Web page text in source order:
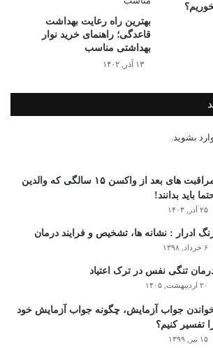
بهترین راه رعایت بهداشت
قاعدگی‌؛ راهنمای خرید نوار
بهداشتی مناسب
۱۳ آذر, ۱۴۰۲
بشوید
مراقبت های بعد از واکسن ۱۵ سالگی که والدین
باید بدانند!
۲۵ آذر, ۱۴۰۳
ادرار : نشانه ها، تشخیص و فرایند درمان
۶ خرداد, ۱۳۹۸
تنگی نفس در ترک اعتیاد
۲۰ اردیبهشت, ۱۴۰۵
جواب آزمایش، چگونه جواب آزمایش خود
تفسیر کنیم؟
۱۵ تیر, ۱۳۹۹